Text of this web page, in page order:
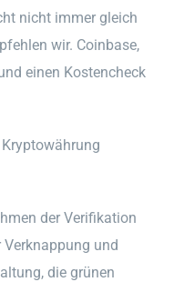
nicht immer gleich
wir. Coinbase,
einen Kostencheck
der Verifikation
und
die grünen